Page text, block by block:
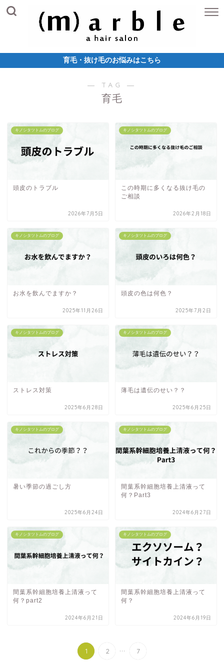
育毛・抜け毛のお悩みはこちら
― TAG ―
育毛
キノシタツトムのブログ
頭皮のトラブル
2026年7月5日
キノシタツトムのブログ
この時期に多くなる抜け毛の
ご相談
2026年2月18日
キノシタツトムのブログ
お水を飲んでますか？
2025年11月26日
キノシタツトムのブログ
頭皮の色は何色？
2025年7月2日
キノシタツトムのブログ
ストレス対策
2025年6月28日
キノシタツトムのブログ
薄毛は遺伝のせい？？
2025年6月25日
キノシタツトムのブログ
暑い季節の過ごし方
2025年6月24日
キノシタツトムのブログ
間葉系幹細胞培養上清液って
何？Part3
2024年6月27日
キノシタツトムのブログ
間葉系幹細胞培養上清液って
何？part2
2024年6月21日
キノシタツトムのブログ
間葉系幹細胞培養上清液って
何？
2024年6月19日
1 2 ... 7